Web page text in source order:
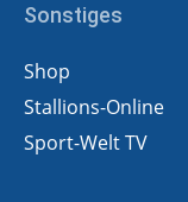
Sonstiges
Shop
Stallions-Online
Sport-Welt TV